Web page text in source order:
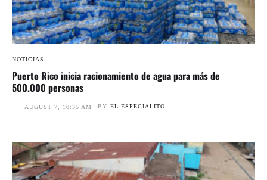
NOTICIAS
Puerto Rico inicia racionamiento de agua para más de
500.000 personas
AUGUST 7, 10:35 AM BY EL ESPECIALITO